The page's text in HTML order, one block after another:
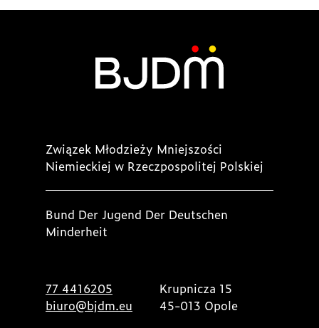
Związek Młodzieży Mniejszości
Niemieckiej w Rzeczpospolitej Polskiej
Bund Der Jugend Der Deutschen
Minderheit
77 4416205
biuro@bjdm.eu
Krupnicza 15
45-013 Opole